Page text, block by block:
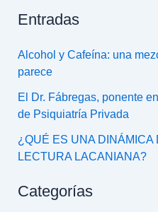
Entradas
Alcohol y Cafeína: una
parece
El Dr. Fábregas, ponente
de Psiquiatría Privada
¿QUÉ ES UNA
LECTURA LACANIANA?
Categorías